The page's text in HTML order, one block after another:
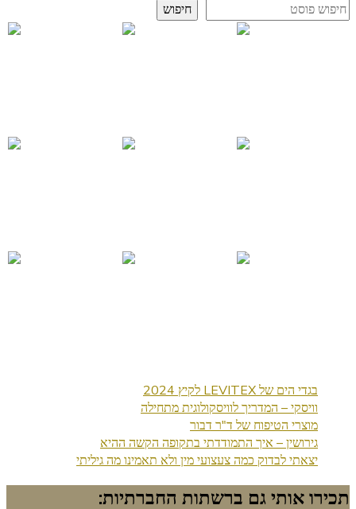
חיפוש
בגדי הים של LEVITEX לקיץ 2024
וויסקי – המדריך לוויסקולוגית מתחילה
מוצרי הטיפוח של ד"ר דבור
גירושין – איך התמודדתי בתקופה הקשה ההיא
יצאתי לבדוק כמה צעצועי מין ולא תאמינו מה גיליתי
תכירו אותי גם ברשתות החברתיות: